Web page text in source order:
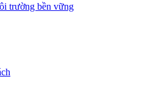
trường bền vững